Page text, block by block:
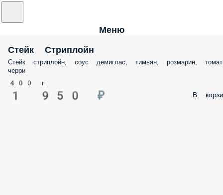
Меню
Стейк Стриплойн
Стейк стриплойн, соус демиглас, тимьян, розмарин,
черри
400 г.
1 950 ₽ В